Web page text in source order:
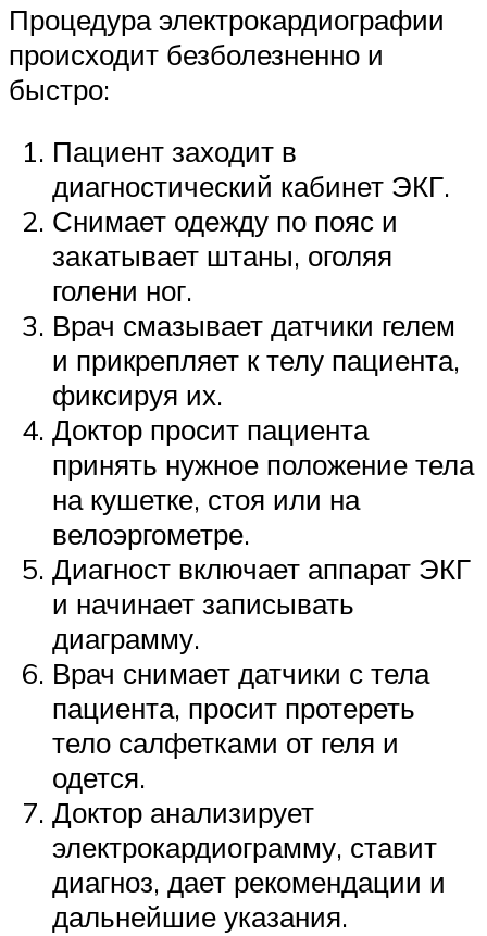
Процедура электрокардиографии
происходит безболезненно и
быстро:
Пациент заходит в
диагностический кабинет ЭКГ.
Снимает одежду по пояс и
закатывает штаны, оголяя
голени ног.
Врач смазывает датчики гелем
и прикрепляет к телу пациента,
фиксируя их.
Доктор просит пациента
принять нужное положение тела
на кушетке, стоя или на
велоэргометре.
Диагност включает аппарат ЭКГ
и начинает записывать
диаграмму.
Врач снимает датчики с тела
пациента, просит протереть
тело салфетками от геля и
одется.
Доктор анализирует
электрокардиограмму, ставит
диагноз, дает рекомендации и
дальнейшие указания.